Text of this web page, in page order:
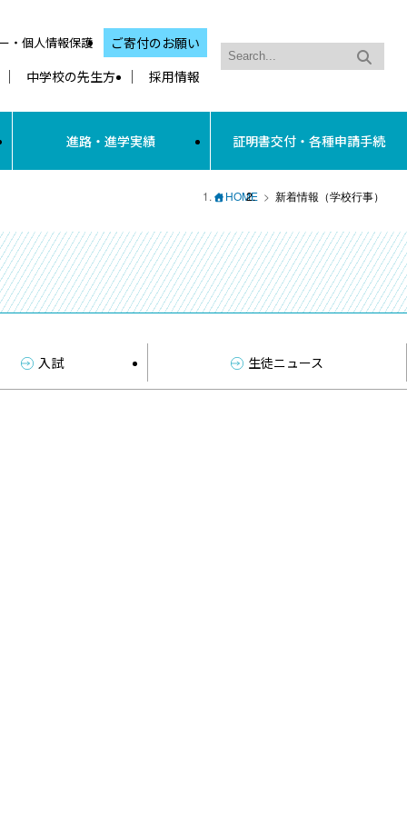
・個人情報保護
ご寄付のお願い
中学校の先生方
採用情報
進路・進学実績 証明書交付・各種申請手続
HOME 新着情報（学校行事）
入試 生徒ニュース